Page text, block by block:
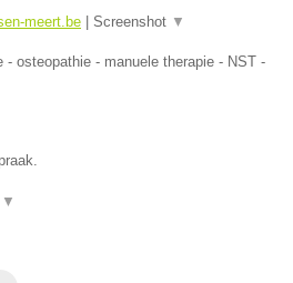
meert.be Screenshot ▼
- osteopathie - manuele therapie - NST -
▼